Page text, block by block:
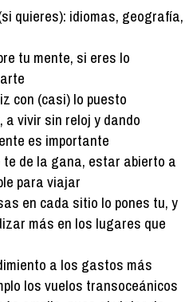
quieres): idiomas, geografía,
tu mente, si eres lo
con (casi) lo puesto
a vivir sin reloj y dando
es importante
de la gana, estar abierto a
para viajar
en cada sitio lo pones tu, y
más en los lugares que
a los gastos más
los vuelos transoceánicos